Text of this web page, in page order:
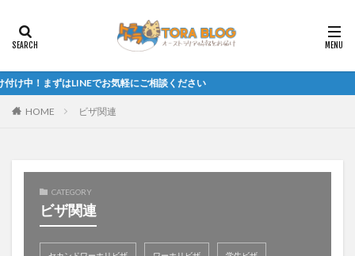
ずはLINEでお気軽にご相談ください
HOME ビザ関連
CATEGORY
ビザ関連